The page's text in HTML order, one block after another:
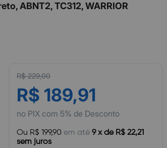
R$ 229,00
R$ 189,91
no PIX com 5% de Desconto
Ou R$ 199,90em até 9 x de R$ 22,21
sem juros
ABNT2, TC312, WARRIOR